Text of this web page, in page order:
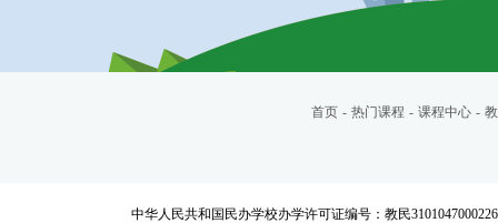
首页 - 热门课程 - 课程中心 -
中华人民共和国民办学校办学许可证编号：教民